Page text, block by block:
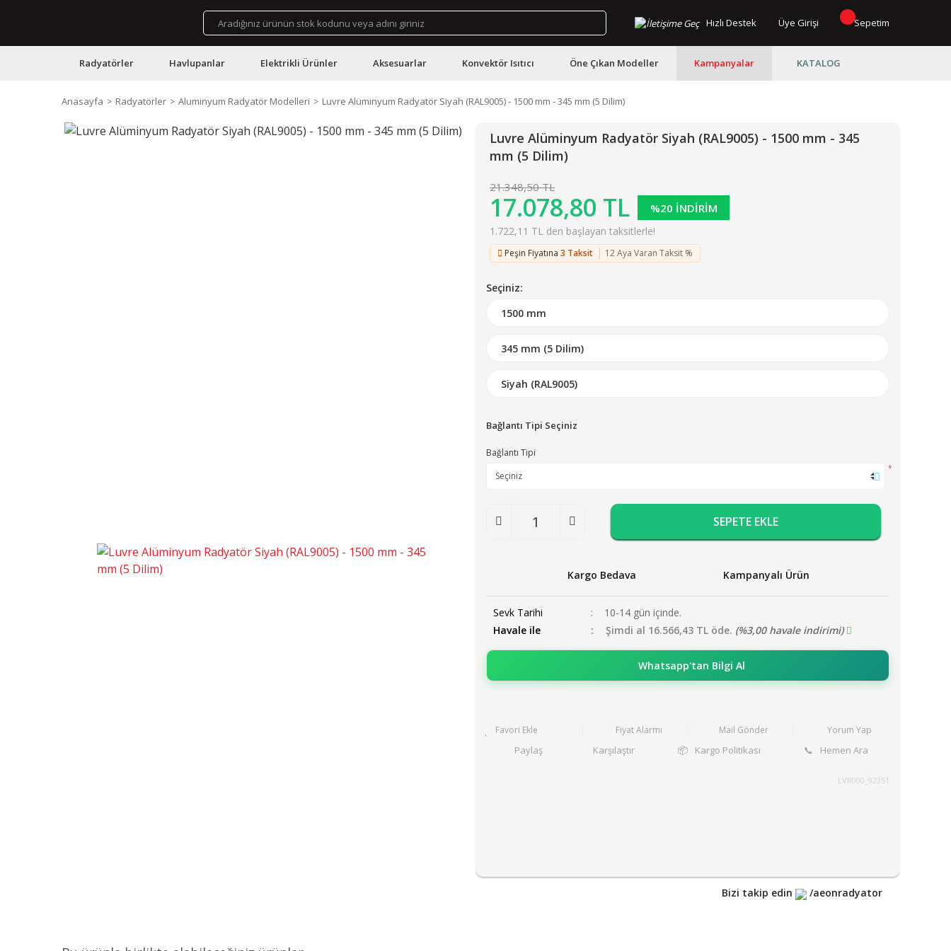
Hızlı Destek Üye Girişi Sepetim
Radyatörler Havlupanlar Elektrikli Ürünler Aksesuarlar Konvektör Isıtıcı Öne Çıkan Modeller Kampanyalar KATALOG
Anasayfa Radyatörler Aluminyum Radyatör Modelleri Luvre Alüminyum Radyatör Siyah (RAL9005) - 1500 mm - 345 mm (5 Dilim)
Luvre Alüminyum Radyatör Siyah (RAL9005) - 1500 mm - 345
mm (5 Dilim)
21.348,50 TL
17.078,80 TL %20 İNDİRİM
1.722,11 TL den başlayan taksitlerle!
Peşin Fiyatına 3 Taksit 12 Aya Varan Taksit %
Seçiniz:
Bağlantı Tipi Seçiniz
Bağlantı Tipi
*
SEPETE EKLE
Kargo Bedava Kampanyalı Ürün
Sevk Tarihi
10-14 gün içinde.
Havale ile
Şimdi al 16.566,43 TL öde. (%3,00 havale indirimi)
Whatsapp'tan Bilgi Al
Fiyat Alarmı Mail Gönder Yorum Yap
Paylaş Karşılaştır 📦 Kargo Politikası 📞 Hemen Ara
LVR000_92351
Bizi takip edin /aeonradyator